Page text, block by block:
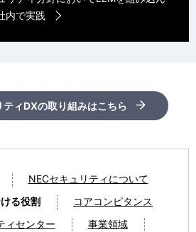
内で実践
ティDXの取り組みはこちら
NECセキュリティについて
る役割
コアコンピタンス
ィセンター
事業領域